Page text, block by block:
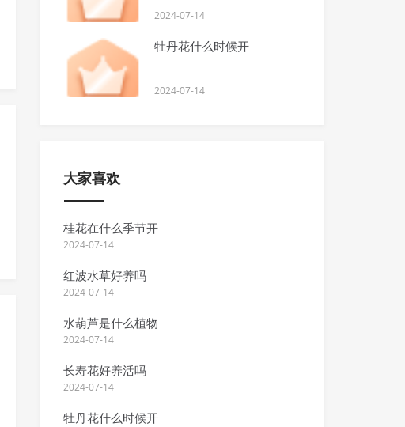
2024-07-14
牡丹花什么时候开
2024-07-14
大家喜欢
桂花在什么季节开
2024-07-14
红波水草好养吗
2024-07-14
水葫芦是什么植物
2024-07-14
长寿花好养活吗
2024-07-14
牡丹花什么时候开